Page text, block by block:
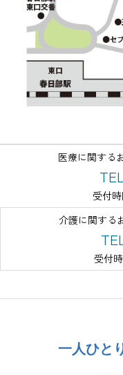
医療に関する
受付
介護に関する
受付
一人ひと